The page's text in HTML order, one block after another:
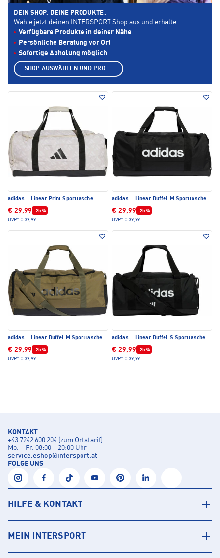
adidas · Linear Print Sporttasche
€ 29,99 -25 %
UVP* € 39,99
adidas · Linear Duffel M Sporttasche
€ 29,99 -25 %
UVP* € 39,99
adidas · Linear Duffel M Sporttasche
€ 29,99 -25 %
UVP* € 39,99
adidas · Linear Duffel S Sporttasche
€ 29,99 -25 %
UVP* € 39,99
DEIN SHOP. DEINE PRODUKTE.
Wähle jetzt deinen INTERSPORT Shop aus und erhalte:
Verfügbare Produkte in deiner Nähe
Persönliche Beratung vor Ort
Sofortige Abholung möglich
SHOP AUSWÄHLEN UND PRODUKTE ANZEIGEN
KONTAKT
+43 7242 600 204 (zum Ortstarif)
Mo. – Fr. 08:00 – 20:00 Uhr
service.eshop@intersport.at
FOLGE UNS
HILFE & KONTAKT
MEIN INTERSPORT